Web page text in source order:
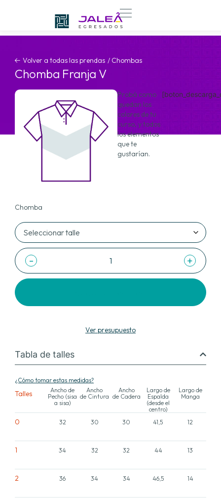
Volver a todas las prendas / Chombas
Chomba Franja V
Probá como
quedan los
colores de tu
curso, y todos
los elementos
que te
gustarían.
Chomba
- +
Ver presupuesto
Tabla de talles
¿Cómo tomar estas medidas?
Talles
Ancho de
Pecho (sisa
a sisa)
Ancho
de Cintura
Ancho
de Cadera
Largo de
Espalda
(desde el
centro)
Largo de
Manga
0 32 30 30 41,5 12
1 34 32 32 44 13
2 36 34 34 46,5 14